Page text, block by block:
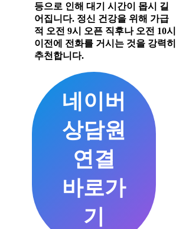
등으로 인해 대기 시간이 몹시 길
어집니다. 정신 건강을 위해 가급
적 오전 9시 오픈 직후나 오전 10시
이전에 전화를 거시는 것을 강력히
추천합니다.
네이버
상담원
연결
바로가
기